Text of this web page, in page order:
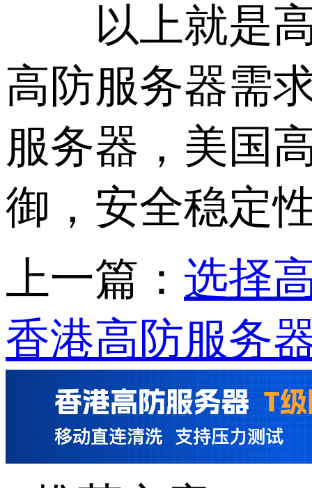
以上就是高
高防服务器需
服务器，美国
御，安全稳定
上一篇： 选择
香港高防服务